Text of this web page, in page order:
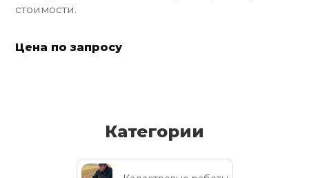
стоимости.
Цена по запросу
Категории